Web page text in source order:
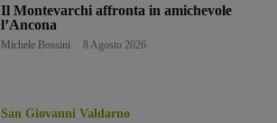
Il Montevarchi affronta in amichevole
l’Ancona
Michele Bossini 8 Agosto 2026
San Giovanni Valdarno